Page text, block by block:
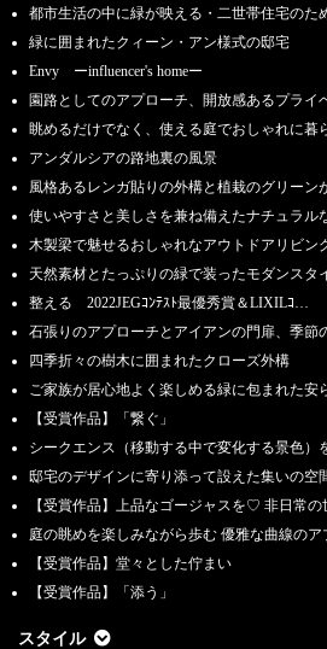
都市生活の中に緑が映える・二世帯住宅のた
緑に囲まれたクィーン・アン様式の邸宅
Envy ーinfluencer's homeー
園路としてのアプローチ、開放感あるプライ
眺めるだけでなく、使える庭でおしゃれに暮
アンダルシアの路地裏の風景
風格あるレンガ貼りの外構と植栽のグリーン
使いやすさと美しさを兼ね備えたナチュラル
木製梁で魅せるおしゃれなアウトドアリビン
天然素材とたっぷりの緑で装ったモダンスタ
整える 2022JEGｺﾝﾃｽﾄ最優秀賞＆LIXILｺ…
石張りのアプローチとアイアンの門扉、季節
四季折々の樹木に囲まれたクローズ外構
ご家族が居心地よく楽しめる緑に包まれた安
【受賞作品】「繋ぐ」
シークエンス（移動する中で変化する景色）
邸宅のデザインに寄り添って設えた集いの空
【受賞作品】上品なゴージャスを♡ 非日常
庭の眺めを楽しみながら歩む 優雅な曲線のア
【受賞作品】堂々とした佇まい
【受賞作品】「添う」
スタイル